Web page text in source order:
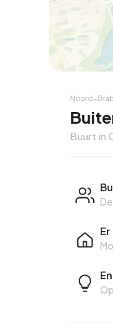
Noord-
Buurt in